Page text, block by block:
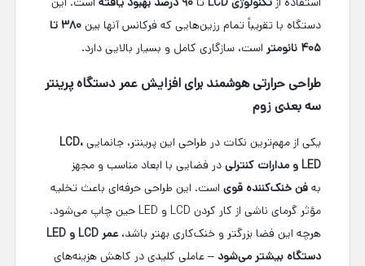
دستگاه با تقریباً تمام رزین‌هایی که فرکانس آنها بین
۳۸۰ تا
۴۰۵ نانومتر
است، سازگاری کامل و بسیار بالایی دارد.
طراحی حرارتی هوشمند برای افزایش عمر دستگاه پرینتر
سه بعدی زوم
یکی از مهم‌ترین نکات در طراحی این پرینتر، جانمایی LCD،
LED و مدارات کنترلی
در فضایی با ابعاد مناسب و مجهز
به فن خنک‌کننده قوی است. این طراحی حرفه‌ای باعث تخلیه
مؤثر گرمای ناشی از کار کردن LCD و LED حین چاپ می‌شود.
هرچه این فضا بزرگتر و خنک‌کاری بهتر باشد،
عمر LCD و LED
دستگاه بیشتر می‌شود – عاملی کلیدی در کاهش هزینه‌های